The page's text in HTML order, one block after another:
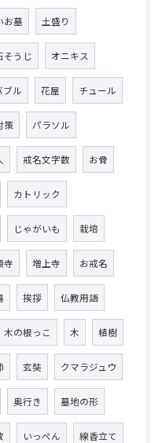
お墓 土盛り
そうじ オニキス
ブル 花屋 チュール
策 パラソル
戒名文字数 お骨
カトリック
じゃがいも 栽培
寺 増上寺 お戒名
挨拶 仏教用語
木の根っこ 木 植樹
玄奘 クマラジュウ
奥行き 墓地の形
いっぺん 線香立て